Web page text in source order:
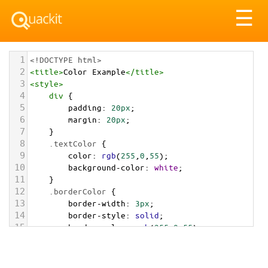
☰
1 <!DOCTYPE html>
2 <title>Color Example</title>
3 <style>
4 div {
5 padding: 20px;
6 margin: 20px;
7 }
8 .textColor {
9 color: rgb(255 0 55);
10 background-color: white;
11 }
12 .borderColor {
13 border-width: 3px;
14 border-style: solid;
15 border-color: rgb(255,0,55);